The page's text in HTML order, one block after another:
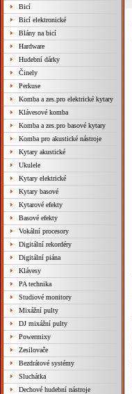
Bicí
Bicí elektronické
Blány na bicí
Hardware
Hudební dárky
Činely
Perkuse
Komba a zes.pro elektrické kytary
Klávesové komba
Komba a zes.pro basové kytary
Komba pro akustické nástroje
Kytary akustické
Ukulele
Kytary elektrické
Kytary basové
Kytarové efekty
Basové efekty
Vokální procesory
Digitální rekordéry
Digitální piána
Klávesy
PA technika
Studiové monitory
Mixážní pulty
DJ mixážní pulty
Powermixy
Zesilovače
Bezdrátové systémy
Sluchátka
Dechové hudební nástroje